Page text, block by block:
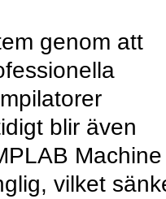
genom att
blir även
Machine
vilket